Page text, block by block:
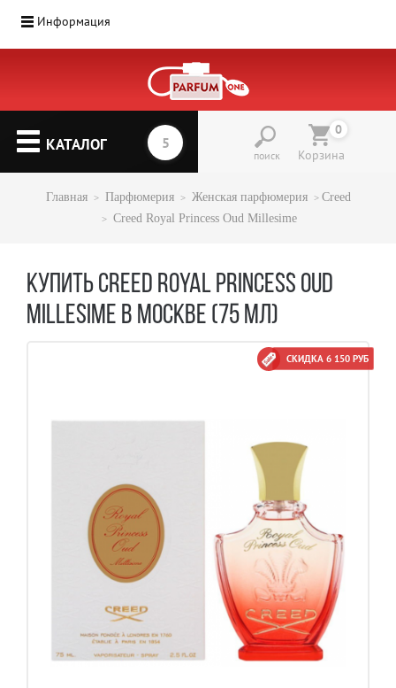
Информация
КАТАЛОГ
поиск
0
Корзина
Главная Парфюмерия Женская парфюмерия
Creed
Creed Royal Princess Oud Millesime
КУПИТЬ CREED ROYAL PRINCESS OUD
MILLESIME В МОСКВЕ (75 МЛ)
СКИДКА 6 150 РУБ